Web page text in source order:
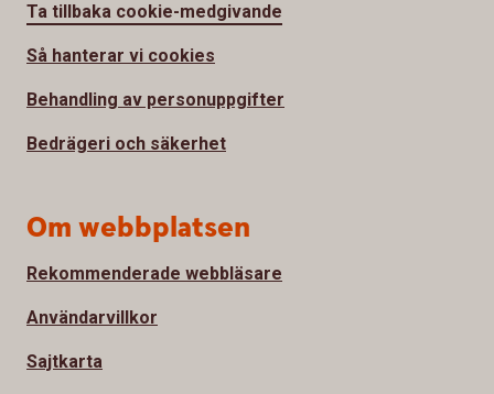
Ta tillbaka cookie-medgivande
Så hanterar vi cookies
Behandling av personuppgifter
Bedrägeri och säkerhet
Om webbplatsen
Rekommenderade webbläsare
Användarvillkor
Sajtkarta